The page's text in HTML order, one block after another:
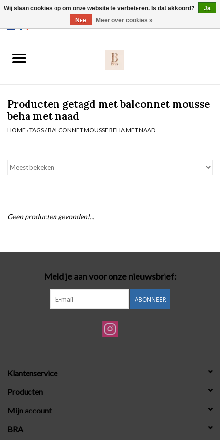
Slip
Body
Homewear
Producten getagd met balconnet mousse
beha met naad
HOME /TAGS/BALCONNET MOUSSE BEHA MET NAAD
Geen producten gevonden!...
Meld je aan voor onze nieuwsbrief:
ABONNEER
Klantenservice
Producten
Mijn account
BRA
Wij slaan cookies op om onze website te verbeteren. Is dat akkoord?
Ja
Nee
Meer over cookies »
Webshop werkt met EU maten. .